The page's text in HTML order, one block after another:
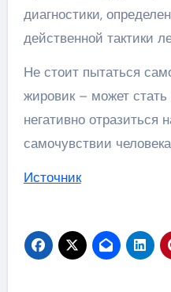
диагностики,
действенной тактики
Не стоит пытаться
жировик – может стать
негативно
самочувствии
Источник